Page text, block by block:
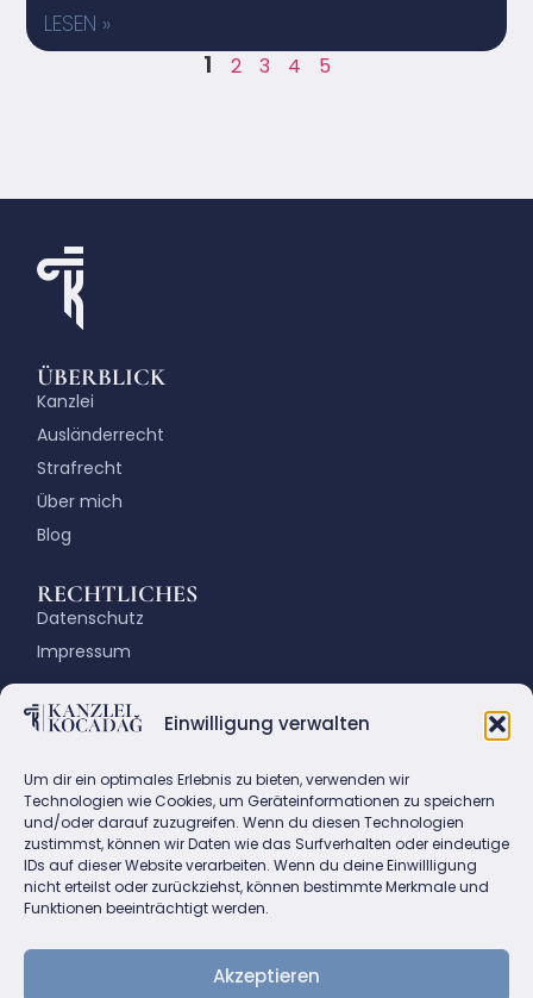
Einwilligung verwalten
Um dir ein optimales Erlebnis zu bieten, verwenden wir
Technologien wie Cookies, um Geräteinformationen zu speichern
und/oder darauf zuzugreifen. Wenn du diesen Technologien
zustimmst, können wir Daten wie das Surfverhalten oder eindeutige
IDs auf dieser Website verarbeiten. Wenn du deine Einwillligung
nicht erteilst oder zurückziehst, können bestimmte Merkmale und
Funktionen beeinträchtigt werden.
Akzeptieren
LESEN »
1 2 3 4 5
ÜBERBLICK
Kanzlei
Ausländerrecht
Strafrecht
Über mich
Blog
RECHTLICHES
Datenschutz
Impressum
KONTAKT
Fasanenstraße 72, 10719 Berlin
Tel.: +49(0)30 883 86 86
Fax:+49(0)30 882 45 80